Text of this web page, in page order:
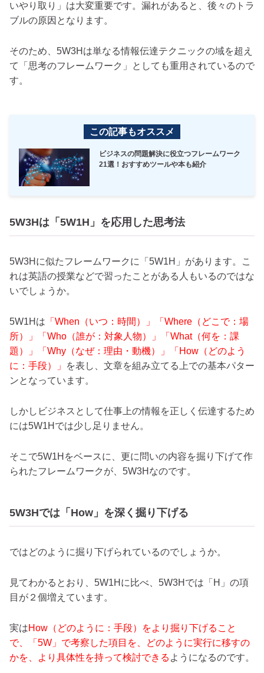
いやり取り」は大変重要です。漏れがあると、後々のトラ
ブルの原因となります。
そのため、5W3Hは単なる情報伝達テクニックの域を超え
て「思考のフレームワーク」としても重用されているので
す。
この記事もオススメ
ビジネスの問題解決に役立つフレームワーク
21選！おすすめツールや本も紹介
5W3Hは「5W1H」を応用した思考法
5W3Hに似たフレームワークに「5W1H」があります。こ
れは英語の授業などで習ったことがある人もいるのではな
いでしょうか。
5W1Hは 「When（いつ：時間）」「Where（どこで：場
所）」「Who（誰が：対象人物）」「What（何を：課
題）」「Why（なぜ：理由・動機）」「How（どのよう
に：手段）」
を表し、文章を組み立てる上での基本パター
ンとなっています。
しかしビジネスとして仕事上の情報を正しく伝達するため
には5W1Hでは少し足りません。
そこで5W1Hをベースに、更に問いの内容を掘り下げて作
られたフレームワークが、5W3Hなのです。
5W3Hでは「How」を深く掘り下げる
ではどのように掘り下げられているのでしょうか。
見てわかるとおり、5W1Hに比べ、5W3Hでは「H」の項
目が２個増えています。
実はHow（どのように：手段）をより掘り下げること
で、「5W」で考察した項目を、どのように実行に移すの
かを、より具体性を持って検討できる ようになるのです。